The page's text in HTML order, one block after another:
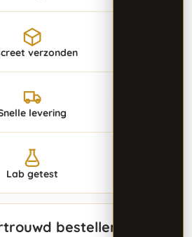
verzonden
levering
Lab getest
bestellen